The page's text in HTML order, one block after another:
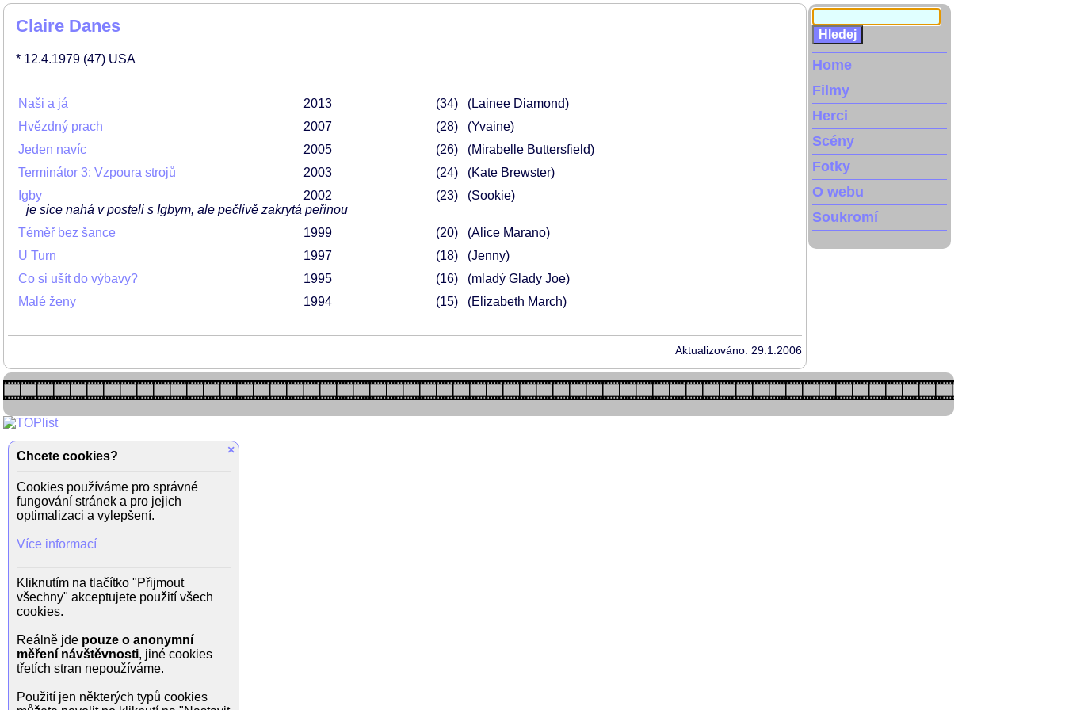
Claire Danes
* 12.4.1979 (47) USA
Naši a já 2013 34
(Lainee Diamond)
Hvězdný prach
2007 28
(Yvaine)
Jeden navíc
2005 26
(Mirabelle Buttersfield)
Terminátor 3: Vzpoura strojů
2003 24
(Kate Brewster)
Igby
2002 23
(Sookie)
je sice nahá v posteli s Igbym, ale pečlivě zakrytá peřinou
Téměř bez šance
1999 20
(Alice Marano)
U Turn
1997 18
(Jenny)
Co si ušít do výbavy?
1995 16
(mladý Glady Joe)
Malé ženy
1994 15 (Elizabeth March)
Aktualizováno: 29.1.2006
Home
Filmy
Herci
Scény
Fotky
O webu
Soukromí
×
Chcete cookies?
Cookies používáme pro správné
fungování stránek a pro jejich
optimalizaci a vylepšení.
Více informací
Kliknutím na tlačítko "Přijmout
všechny" akceptujete použití všech
cookies.
Reálně jde pouze o anonymní
měření návštěvnosti, jiné cookies
třetích stran nepoužíváme.
Použití jen některých typů cookies